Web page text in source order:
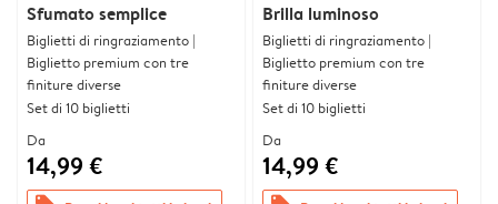
Sfumato semplice
Biglietti di ringraziamento |
Biglietto premium con tre
finiture diverse
Set di 10 biglietti
Da
14,99 €
Brilla luminoso
Biglietti di ringraziamento |
Biglietto premium con tre
finiture diverse
Set di 10 biglietti
Da
14,99 €